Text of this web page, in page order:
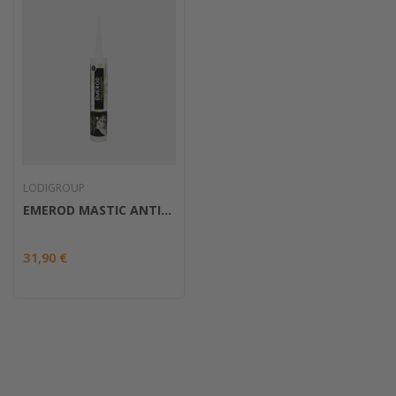
Découvrez notre gamme de répulsifs rats et assurez-vous
une tranquillité d'esprit en créant une barrière dissuasive
contre ces rongeurs indésirables.
LODIGROUP
EMEROD MASTIC ANTI-RONGEURS
31,90 €